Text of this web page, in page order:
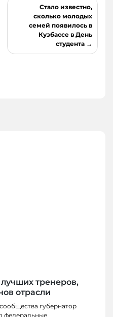
Стало известно,
сколько молодых
семей появилось в
Кузбассе в День
студента
тренеров,
отрасли
губернатор
федеральные,